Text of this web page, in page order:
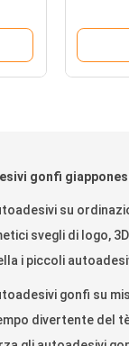
gonfi
su
svegli di logo, 3D
i piccoli
gonfi su
divertente del